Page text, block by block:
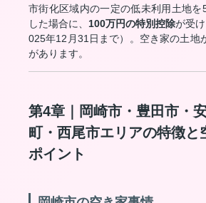
市街化区域内の一定の低未利用土地を
した場合に、 100万円の特別控除が受
025年12月31日まで）。空き家の土地
があります。
第4章｜岡崎市・豊田市・
町・西尾市エリアの特徴と
ポイント